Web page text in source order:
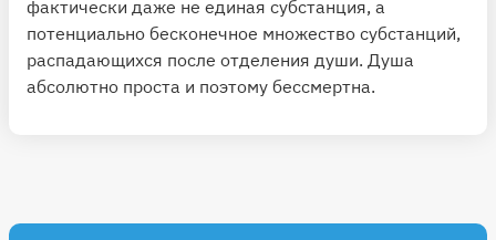
фактически даже не единая субстанция, а
потенциально бесконечное множество субстанций,
распадающихся после отделения души. Душа
абсолютно проста и поэтому бессмертна.